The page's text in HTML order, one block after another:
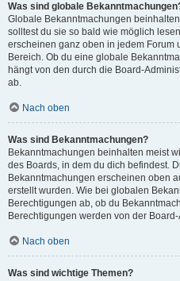
Was sind globale
Globale Bekanntmachungen
solltest du sie so bald wie möglich
erscheinen ganz oben in jedem
Bereich. Ob du eine globale
hängt von den durch die Board-
ab.
Nach oben
Was sind Bekanntmachungen?
Bekanntmachungen beinhalten meist
des Boards, in dem du dich befindest.
Bekanntmachungen erscheinen oben
erstellt wurden. Wie bei globalen
Berechtigungen ab, ob du
Berechtigungen werden von der
Nach oben
Was sind wichtige Themen?